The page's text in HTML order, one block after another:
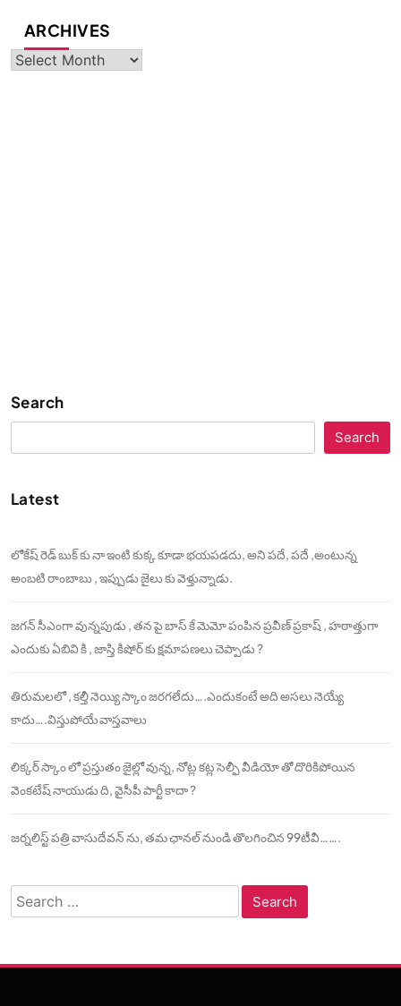
ARCHIVES
Archives
Search
Search
Latest
లోకేష్ రెడ్ బుక్ కు నా ఇంటి కుక్క కూడా భయపడదు, అని పదే, పదే ,అంటున్న
అంబటి రాంబాబు , ఇప్పుడు జైలు కు వెళ్తున్నాడు.
జగన్ సీఎంగా వున్నపుడు , తన పై బాస్ కే మెమో పంపిన ప్రవీణ్ ప్రకాష్ , హఠాత్తుగా
ఎందుకు ఏబివి కి , జాస్తి కిషోర్ కు క్షమాపణలు చెప్పాడు ?
తిరుమలలో , కల్తీ నెయ్యి స్కాం జరగలేదు….ఎందుకంటే అది అసలు నెయ్యే
కాదు….విస్తుపోయే వాస్తవాలు
లిక్కర్ స్కాం లో ప్రస్తుతం జైల్లో వున్న, నోట్ల కట్ల సెల్ఫీ వీడియో తో దొరికిపోయిన
వెంకటేష్ నాయుడు ది, వైసీపీ పార్టీ కాదా ?
జర్నలిస్ట్ పత్రి వాసుదేవన్ ను, తమ ఛానల్ నుండి తొలగించిన 99టీవీ…….
Search
for: